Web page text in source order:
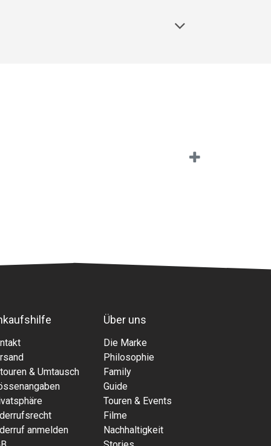
& Umtausch
anmelden
Über uns
Die Marke
Philosophie
Family
Guide
Touren & Events
Filme
Nachhaltigkeit